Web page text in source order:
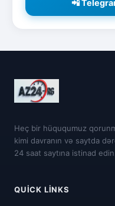
📲
Heç bir hüququmuz
kimi davranın və saytda
24 saat saytına istinad
QUICK LINKS